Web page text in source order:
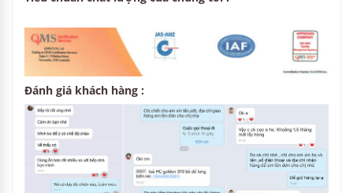
Đánh giá khách hàng :